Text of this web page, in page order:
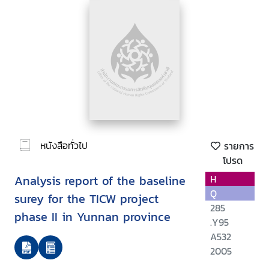
หนังสือทั่วไป
รายการ
โปรด
Analysis report of the baseline
surey for the TICW project
phase II in Yunnan province
H
Q
285
.Y95
A532
2005